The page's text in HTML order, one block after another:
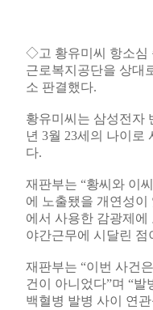
◇고 황유미씨 항소심
근로복지공단을 상대
소 판결했다.
황유미씨는 삼성전자
년 3월 23세의 나이로
다.
재판부는 “황씨와 이
에 노출됐을 개연성
에서 사용한 감광제에
야간근무에 시달린
재판부는 “이번 사건
건이 아니었다”며 “
백혈병 발병 사이 연